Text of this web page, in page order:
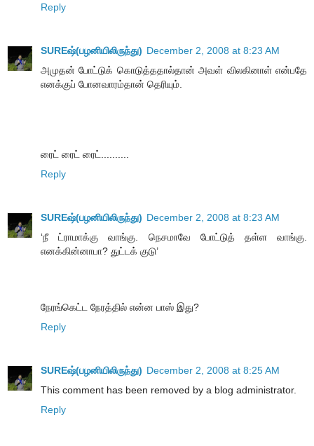
Reply
SUREஷ்(பழனியிலிருந்து) December 2, 2008 at 8:23 AM
அமுதன் போட்டுக் கொடுத்ததால்தான் அவள் விலகினாள் என்பதே
எனக்குப் போனவாரம்தான் தெரியும்.
ரைட் ரைட் ரைட்..........
Reply
SUREஷ்(பழனியிலிருந்து) December 2, 2008 at 8:23 AM
‘நீ ட்ராமாக்கு வாங்கு. நெசமாவே போட்டுத் தள்ள வாங்கு.
எனக்கின்னாபா? துட்டக் குடு’
நேரங்கெட்ட நேரத்தில் என்ன பாஸ் இது?
Reply
SUREஷ்(பழனியிலிருந்து) December 2, 2008 at 8:25 AM
This comment has been removed by a blog administrator.
Reply